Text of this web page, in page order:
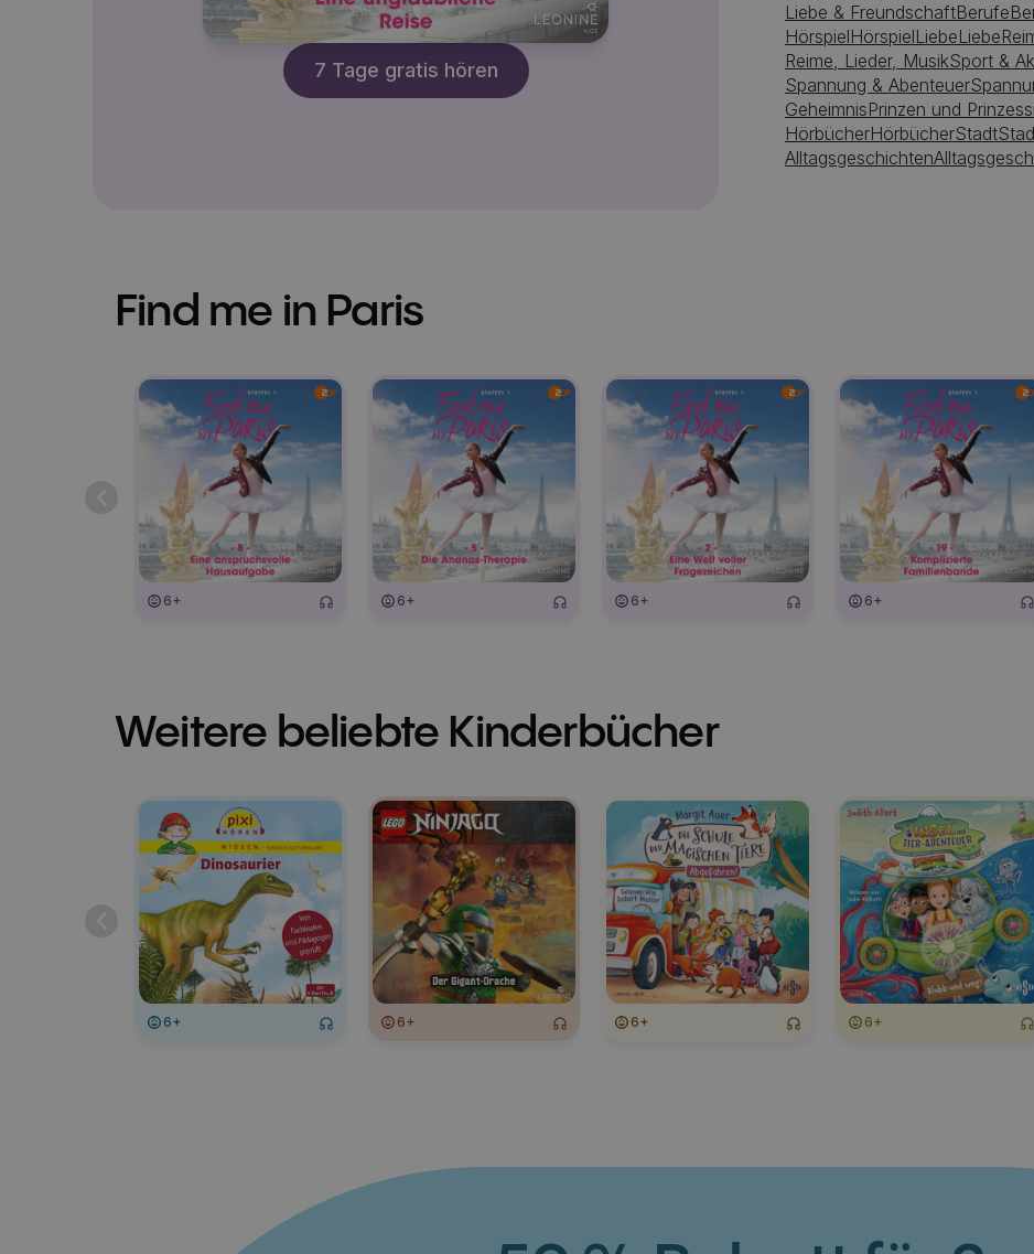
7 Tage gratis hören
Liebe & FreundschaftBerufe
HörspielHörspielLiebeLiebe
Reime, Lieder, MusikSport &
Spannung & Abenteuer
GeheimnisPrinzen und
HörbücherHörbücherStadt
Alltagsgeschichten
Find me in Paris
6+ 6+ 6+ 6+
Weitere beliebte Kinderbücher
6+ 6+ 6+ 6+